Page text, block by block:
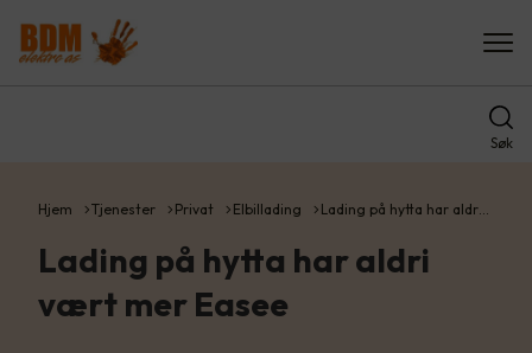
Søk
Hjem Tjenester Privat Elbillading Lading på hytta har aldr…
Lading på hytta har aldri
vært mer Easee